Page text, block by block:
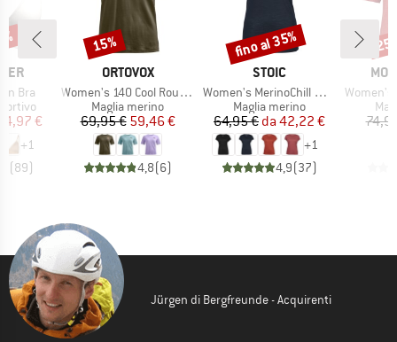
Bra
ridotto
€
+1
(89)
MARCHIO
ORTOVOX
Articolo
Women's 140 Cool Round Landscape T-Shirt
Gruppo di prodotti
Maglia merino
Prezzo
69,95 €Prezzo ridotto
59,46 €
4,8(6)
Sconto
15%
MARCHIO
STOIC
Articolo
Women's MerinoChill MMXX. Göteborg Loose Tee
Gruppo di prodotti
Maglia merino
Prezzo
64,95 € Prezzo ridotto
da 42,22 €
+1
4,9(37)
Sconto
fino al 35%
Articolo
Women's Zephyr
Jürgen di Bergfreunde - Acquirenti